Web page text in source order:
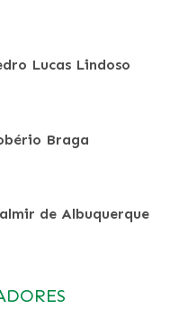
Lucas Lindoso
Braga
de Albuquerque